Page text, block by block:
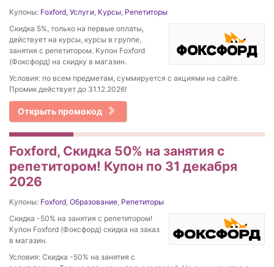
Купоны: Foxford, Услуги, Курсы, Репетиторы
Скидка 5%, только на первые оплаты,
действует на курсы, курсы в группе,
занятия с репетитором. Купон Foxford
(Фоксфорд) на скидку в магазин.
Условия: по всем предметам, суммируется с акциями на сайте.
Промик действует до 31.12.2026!
Открыть промокод
Foxford, Скидка 50% на занятия с
репетитором! Купон по 31 декабря
2026
Купоны: Foxford, Образование, Репетиторы
Скидка -50% на занятия с репетитором!
Купон Foxford (Фоксфорд) скидка на заказ
в магазин.
Условия: Скидка -50% на занятия с